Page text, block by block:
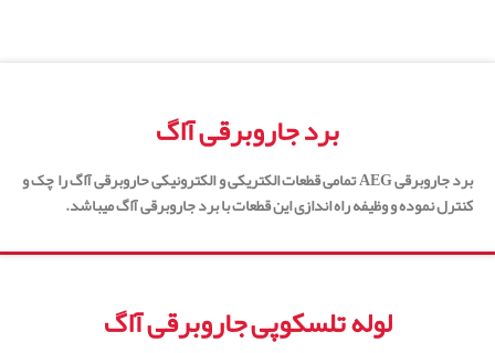
برد جاروبرقی آاگ
برد جاروبرقی AEG تمامی قطعات الکتریکی و الکترونیکیحاروبرقی آاگرا چک و
کنترل نموده و وظیفه راه اندازی این قطعات بابرد جاروبرقی آاگمیباشد.
لوله تلسکوپی جاروبرقی آاگ